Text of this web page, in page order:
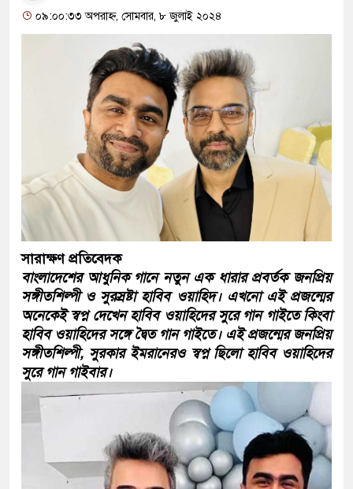
০৯:০০:৩৩ অপরাহ্ন, সোমবার, ৮ জুলাই ২০২৪
সারাক্ষণ প্রতিবেদক
বাংলাদেশের আধুনিক গানে নতুন এক ধারার প্রবর্তক জনপ্রিয়
সঙ্গীতশিল্পী ও সুরস্রষ্টা হাবিব ওয়াহিদ। এখনো এই প্রজন্মের
অনেকেই স্বপ্ন দেখেন হাবিব ওয়াহিদের সুরে গান গাইতে কিংবা
হাবিব ওয়াহিদের সঙ্গে দ্বৈত গান গাইতে। এই প্রজন্মের জনপ্রিয়
সঙ্গীতশিল্পী, সুরকার ইমরানেরও স্বপ্ন ছিলো হাবিব ওয়াহিদের
সুরে গান গাইবার।